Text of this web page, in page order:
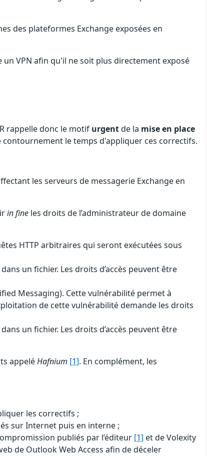
des plateformes Exchange exposées en
VPN afin qu'il ne soit plus directement exposé
rappelle donc le motif urgentde la mise en place
contournement le temps d'appliquer ces correctifs.
les serveurs de messagerie Exchange en
in fine les droits de l’administrateur de domaine
HTTP arbitraires qui seront exécutées sous
un fichier. Les droits d’accès peuvent être
Messaging). Cette vulnérabilité permet à
de cette vulnérabilité demande les droits
un fichier. Les droits d’accès peuvent être
appeléHafnium [1]. En complément, les
les correctifs ;
sur Internet puis en interne ;
publiés par l’éditeur [1] et de Volexity
de Outlook Web Access afin de déceler